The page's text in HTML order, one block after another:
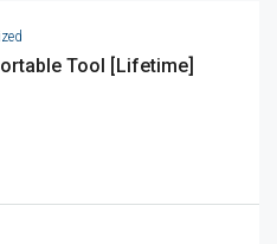
Tool [Lifetime]